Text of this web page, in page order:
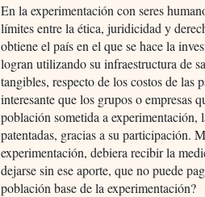
En la experimentación con seres
límites entre la ética, juridicidad y
obtiene el país en el que se hace la
logran utilizando su infraestructura de
tangibles, respecto de los costos de las
interesante que los grupos o empresas
población sometida a experimentación,
patentadas, gracias a su participación.
experimentación, debiera recibir la
dejarse sin ese aporte, que no puede
población base de la experimentación?